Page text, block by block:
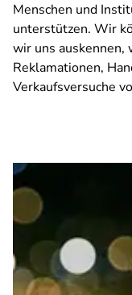
Menschen und
unterstützen. Wir
wir uns auskennen,
Reklamationen,
Verkaufsversuche